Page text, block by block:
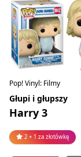
Pop! Vinyl: Filmy
Głupi i głupszy
Harry 3
2 + 1 za złotówkę